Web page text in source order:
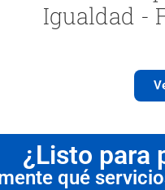
Igualdad -
¿Listo para
qué